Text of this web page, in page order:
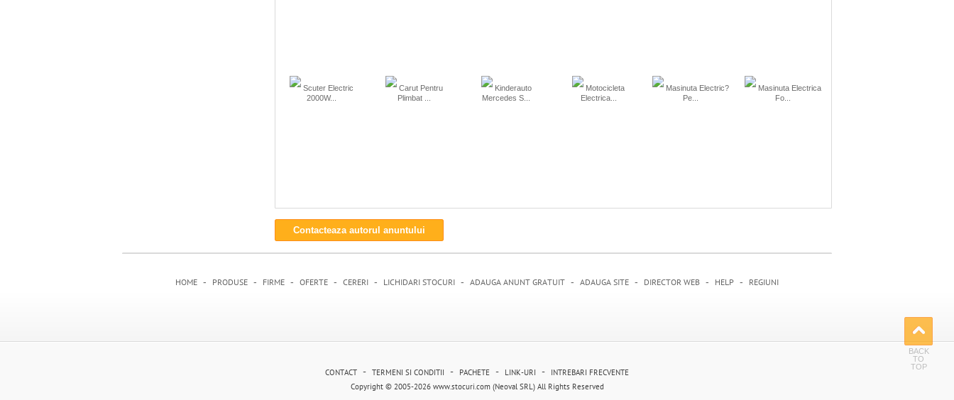
Scuter Electric
2000W...
Carut Pentru
Plimbat ...
Kinderauto
Mercedes S...
Motocicleta
Electrica...
Masinuta Electric?
Pe...
Masinuta Electrica
Fo...
Contacteaza autorul anuntului
HOME - PRODUSE - FIRME - OFERTE - CERERI - LICHIDARI STOCURI - ADAUGA ANUNT GRATUIT - ADAUGA SITE - DIRECTOR WEB - HELP - REGIUNI
CONTACT - TERMENI SI CONDITII - PACHETE - LINK-URI -
INTREBARI FRECVENTE
Copyright © 2005-2026 www.stocuri.com (Neoval SRL) All Rights Reserved
BACK
TO
TOP